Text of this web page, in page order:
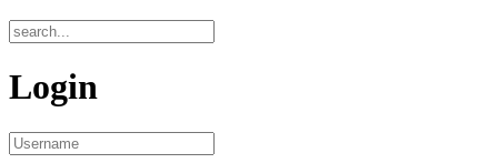
Login